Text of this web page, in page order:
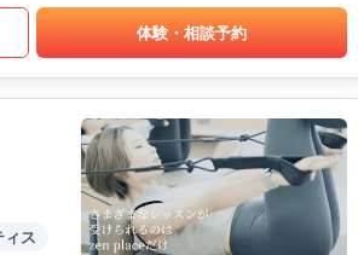
体験・相談予約
ィス